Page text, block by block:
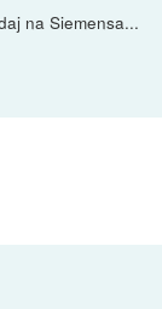
na Siemensa...